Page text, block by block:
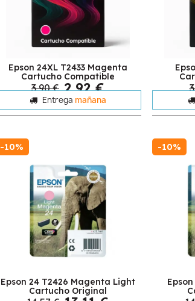
Epson 24XL T2433 Magenta
Cartucho Compatible
3,90 € 2,92 €
Entrega mañana
-10%
Epson 24 T2426 Magenta Light
Cartucho Original
-10%